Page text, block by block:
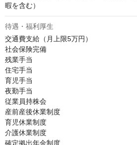
暇を含む）
待遇・福利厚生
交通費支給（月上限5万円）
社会保険完備
残業手当
住宅手当
育児手当
夜勤手当
従業員持株会
産前産後休業制度
育児休業制度
介護休業制度
確定拠出年金制度